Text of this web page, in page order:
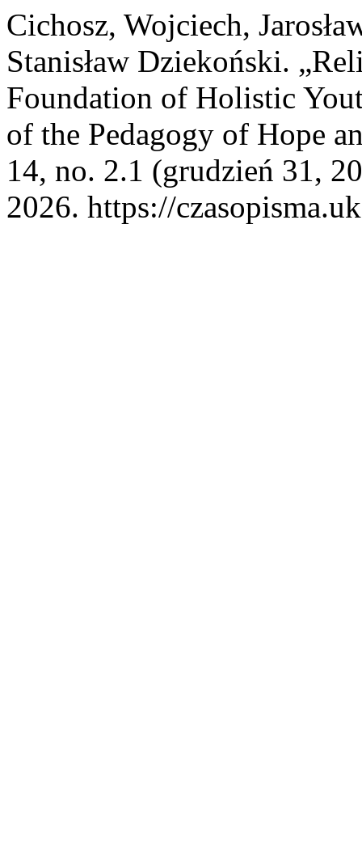
Cichosz, Wojciech,
Stanisław Dziekoński.
Foundation of Holistic
of the Pedagogy of Hope
14, no. 2.1 (grudzień 31,
2026. https://